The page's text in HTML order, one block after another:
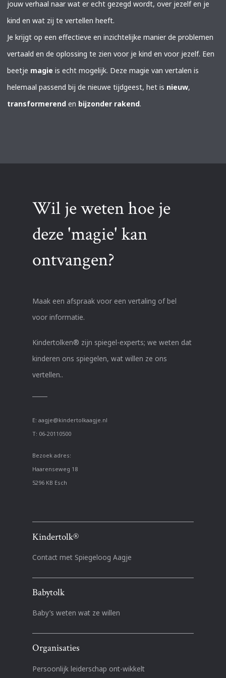
jouw verhaal naar wat er echt gezegd wordt, over jezelf en je
kind en wat zij te vertellen heeft.
Je krijgt op een effectieve en inzichtelijke manier de problemen
vertaald en de oplossing te zien voor je kind en voor jezelf. Een
beetje magie is echt mogelijk. Deze magie van vertalen is
helemaal passend bij de nieuwe tijdgeest, het is nieuw,
transformerend en bijzonder rakend.
Wil je weten hoe je
deze 'magie' kan
ontvangen?
Maak een afspraak voor een vertaling of bel
voor informatie.
Kindertolken® zijn spiegel-experts; we weten dat
kinderen ons spiegelen, wat willen ze ons
vertellen..
E: aagje@kindertolkaagje.nl
T: 06-20110500
Bezoek adres:
Haarenseweg 18
5296 KB Esch
Kindertolk®
Contact met Spiegeloog Aagje
Babytolk
Baby’s weten wat ze willen
Organisaties
Persoonlijk leiderschap ont-wikkelt